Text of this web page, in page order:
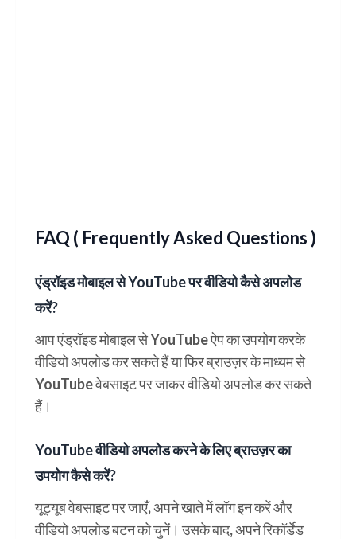
FAQ ( Frequently Asked Questions )
एंड्रॉइड मोबाइल से YouTube पर वीडियो कैसे अपलोड
करें?
आप एंड्रॉइड मोबाइल से YouTube ऐप का उपयोग करके
वीडियो अपलोड कर सकते हैं या फिर ब्राउज़र के माध्यम से
YouTube वेबसाइट पर जाकर वीडियो अपलोड कर सकते
हैं।
YouTube वीडियो अपलोड करने के लिए ब्राउज़र का
उपयोग कैसे करें?
यूट्यूब वेबसाइट पर जाएँ, अपने खाते में लॉग इन करें और
वीडियो अपलोड बटन को चुनें। उसके बाद, अपने रिकॉर्डेड